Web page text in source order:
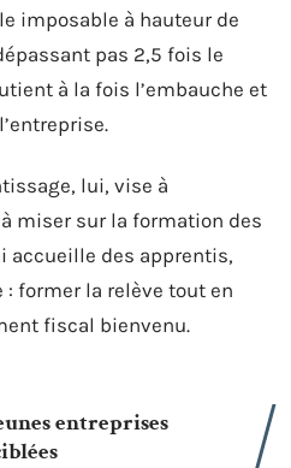
imposable à hauteur de
pas 2,5 fois le
à la fois l’embauche et
lui, vise à
miser sur la formation des
accueille des apprentis,
: former la relève tout en
fiscal bienvenu.
entreprises